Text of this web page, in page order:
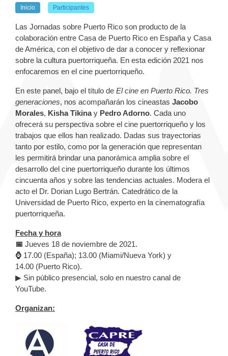
Inicio Participantes
Las Jornadas sobre Puerto Rico son producto de la
colaboración entre Casa de Puerto Rico en España y Casa
de América, con el objetivo de dar a conocer y reflexionar
sobre la cultura puertorriqueña. En esta edición 2021 nos
enfocaremos en el cine puertorriqueño.
En este panel, bajo el título de El cine en Puerto Rico. Tres
generaciones, nos acompañarán los cineastas Jacobo
Morales, Kisha Tikinay Pedro Adorno. Cada uno
ofrecerá su perspectiva sobre el cine puertorriqueño y los
trabajos que ellos han realizado. Dadas sus trayectorias
tanto por estilo, como por la generación que representan
les permitirá brindar una panorámica amplia sobre el
desarrollo del cine puertorriqueño durante los últimos
cincuenta años y sobre las tendencias actuales. Modera el
acto el Dr. Dorian Lugo Bertrán. Catedrático de la
Universidad de Puerto Rico, experto en la cinematografía
puertorriqueña.
Fecha y hora
📅 Jueves 18 de noviembre de 2021.
⌚ 17.00 (España); 13.00 (Miami/Nueva York) y
14.00 (Puerto Rico).
▶ Sin público presencial, solo en nuestro canal de
YouTube.
Organizan: